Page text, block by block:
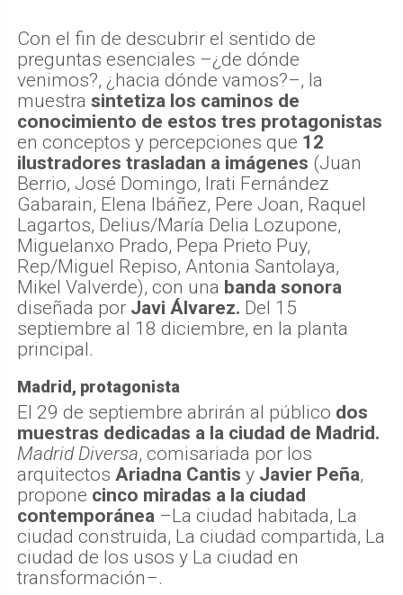
Con el fin de descubrir el sentido de
preguntas esenciales –¿de dónde
venimos?, ¿hacia dónde vamos?–, la
muestra sintetiza los caminos de
conocimiento de estos tres protagonistas
en conceptos y percepciones que 12
ilustradores trasladan a imágenes (Juan
Berrio, José Domingo, Irati Fernández
Gabarain, Elena Ibáñez, Pere Joan, Raquel
Lagartos, Delius/María Delia Lozupone,
Miguelanxo Prado, Pepa Prieto Puy,
Rep/Miguel Repiso, Antonia Santolaya,
Mikel Valverde), con una banda sonora
diseñada por Javi Álvarez. Del 15
septiembre al 18 diciembre, en la planta
principal.
Madrid, protagonista
El 29 de septiembre abrirán al público dos
muestras dedicadas a la ciudad de Madrid.
Madrid Diversa, comisariada por los
arquitectos Ariadna Cantis y Javier Peña,
propone cinco miradas a la ciudad
contemporánea –La ciudad habitada, La
ciudad construida, La ciudad compartida, La
ciudad de los usos y La ciudad en
transformación–.